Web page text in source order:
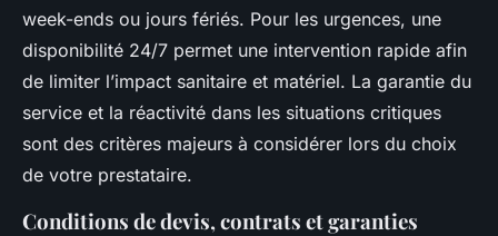
week-ends ou jours fériés. Pour les urgences, une
disponibilité 24/7 permet une intervention rapide afin
de limiter l’impact sanitaire et matériel. La garantie du
service et la réactivité dans les situations critiques
sont des critères majeurs à considérer lors du choix
de votre prestataire.
Conditions de devis, contrats et garanties